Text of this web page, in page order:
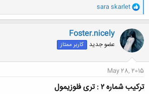
و
ا
ک
ن
ش
ه
ا
sara skarlet
Foster.nicely
عضو جدید کاربر ممتاز
May 28, 2015
ترکیب شماره ۲ : تری فلوزیمول